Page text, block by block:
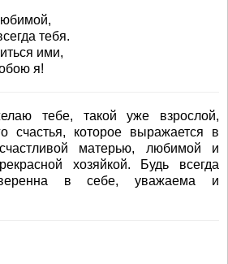
тебя.
ими,
я!
тебе, такой уже взрослой,
счастья, которое выражается в
матерью, любимой и
хозяйкой. Будь всегда
в себе, уважаема и